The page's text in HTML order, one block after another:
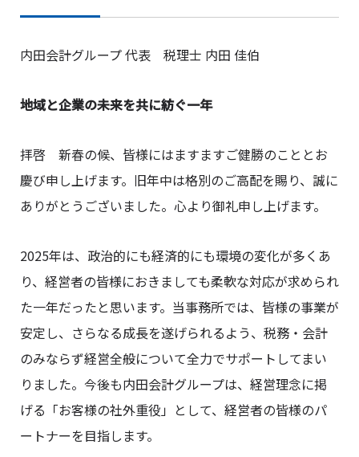
内田会計グループ 代表 税理士 内田 佳伯
地域と企業の未来を共に紡ぐ一年
拝啓 新春の候、皆様にはますますご健勝のこととお
慶び申し上げます。旧年中は格別のご高配を賜り、誠に
ありがとうございました。心より御礼申し上げます。
2025年は、政治的にも経済的にも環境の変化が多くあ
り、経営者の皆様におきましても柔軟な対応が求められ
た一年だったと思います。当事務所では、皆様の事業が
安定し、さらなる成長を遂げられるよう、税務・会計
のみならず経営全般について全力でサポートしてまい
りました。今後も内田会計グループは、経営理念に掲
げる「お客様の社外重役」として、経営者の皆様のパ
ートナーを目指します。